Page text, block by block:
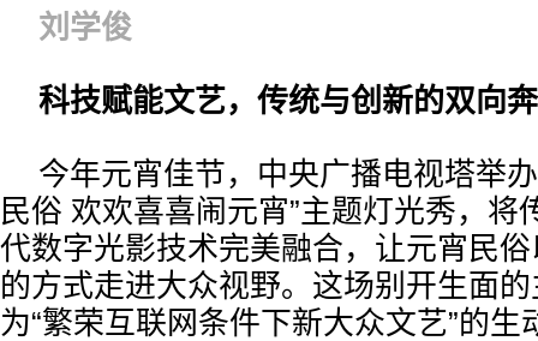
刘学俊
科技赋能文艺，传统与创新的双向
今年元宵佳节，中央广播电视塔举
民俗 欢欢喜喜闹元宵”主题灯光秀，将
代数字光影技术完美融合，让元宵民
的方式走进大众视野。这场别开生面
为“繁荣互联网条件下新大众文艺”的生